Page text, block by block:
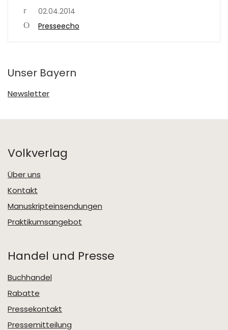
02.04.2014
Presseecho
Unser Bayern
Newsletter
Volkverlag
Über uns
Kontakt
Manuskripteinsendungen
Praktikumsangebot
Handel und Presse
Buchhandel
Rabatte
Pressekontakt
Pressemitteilung